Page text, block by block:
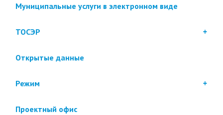
Муниципальные услуги в электронном виде
ТОСЭР
Открытые данные
Режим
Проектный офис